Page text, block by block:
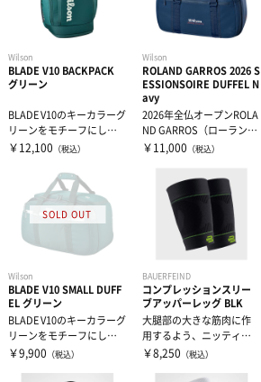
トレーニングジャージ
スウェット
ウィンドブレーカー・ピステ
コート
レディース＆ジュニア
リカバリーウェア
シューレース
タオル
リストバンド・ヘアバンド
その他
バランストレーニング
有酸素トレーニング
エクササイズマット
ケア・コンディション
Wilson
BLADE V10 BACKPACK
グリーン
BLADE V10のキーカラーグ
リーンをモチーフにした
デザイン。背面のポケッ
￥12,100 （税込）
Wilson
ROLAND GARROS 2026 S
ESSIONSOIRE DUFFEL N
avy
2026年全仏オープンROLA
ND GARROS（ローラン・
ギャロス）デザインの...
￥11,000 （税込）
Wilson
BLADE V10 SMALL DUFF
EL グリーン
BLADE V10のキーカラーグ
リーンをモチーフにした
デザイン。大容量のメイ
￥9,900 （税込）
BAUERFEIND
コンプレッションスリー
ブアッパーレッグ BLK
大腿部の大きな筋肉に作
用するよう、ニッティン
グパターンを部位ごとに
￥8,250 （税込）